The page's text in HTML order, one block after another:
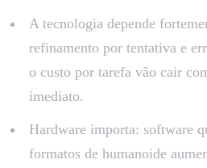
A tecnologia depende
refinamento por tentativa e
o custo por tarefa vão cair
imediato.
Hardware importa: software
formatos de humanoide